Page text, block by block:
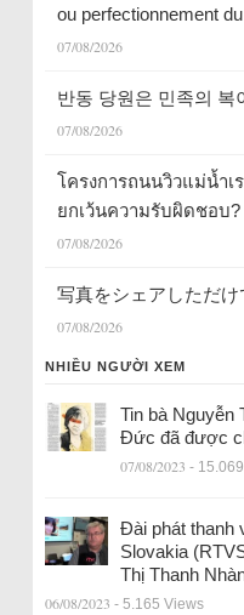
ou perfectionnement
07/08/2026
반동 당원은 민족의 복
07/08/2026
โครงการถนนวิวแม่น้ำเ
ยกเว้นความรับผิดชอบ?
07/08/2026
写真をシェアしただ
07/08/2026
NHIỀU NGƯỜI XEM
Tin bà Nguyễn
Đức đã được
07/08/2023 -
Đài phát thanh
Slovakia
Thị Thanh
06/08/2023 - 5.165 Views